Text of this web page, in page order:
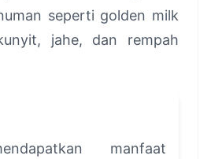
seperti golden milk
jahe, dan rempah
manfaat